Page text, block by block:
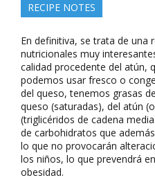
RECIPE NOTES
En definitiva, se trata de una
nutricionales muy
calidad procedente del atún,
podemos usar fresco o
del queso, tenemos grasas
queso (saturadas), del atún
(triglicéridos de cadena
de carbohidratos que
lo que no provocarán
los niños, lo que prevendrá
obesidad.